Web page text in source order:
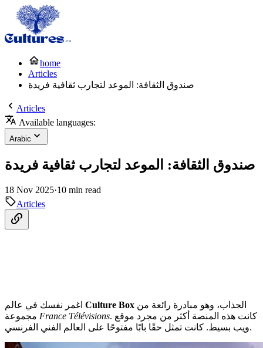
home
Articles
صندوق الثقافة: الموعد لتجارب ثقافية فريدة
Articles
Available languages:
Arabic
صندوق الثقافة: الموعد لتجارب ثقافية فريدة
18 Nov 2025·10 min read
Articles
Culture Box
France Télévisions. كانت هذه المنصة أكثر من مجرد موقع
ويب بسيط. كانت تمثل حقًا بابًا مفتوحًا على العالم الفني الفرنسي.